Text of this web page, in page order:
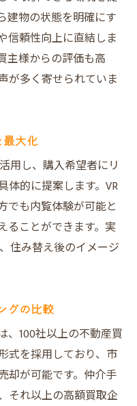
建物の状態を明確にす
信頼性向上に直結しま
主様からの評価も高
が多く寄せられていま
大化
用し、購入希望者にリ
体的に提案します。VR
でも内覧体験が可能と
ることができます。実
住み替え後のイメージ
グの比較
、100社以上の不動産買
式を採用しており、市
却が可能です。仲介手
それ以上の高額買取企